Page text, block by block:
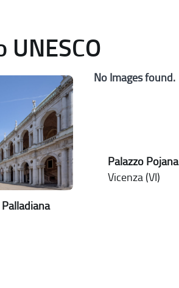
Palladiana
No Images found.
Palazzo Pojana
Vicenza (VI)